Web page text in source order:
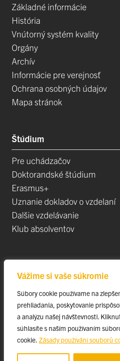
Vážime si vaše súkromie
Súbory cookie používame na
prehliadania, poskytovanie
a analýzu našej návštevnosti.
súhlasíte s naším používaním
cookie. Zásady používání souborů
Základné informácie
História
Vnútorný systém kvality
Orgány
Archív
Informácie pre verejnosť
Ochrana osobných údajov
Mapa stránok
Štúdium
Pre uchádzačov
Doktorandské štúdium
Erasmus+
Uznanie dokladov o vzdelaní
Dalšie vzdelávanie
Klub absolventov
Projekty
Špičkové tímy
TIP-UPJŠ
Vedecké parky
Evidencia publikačnej